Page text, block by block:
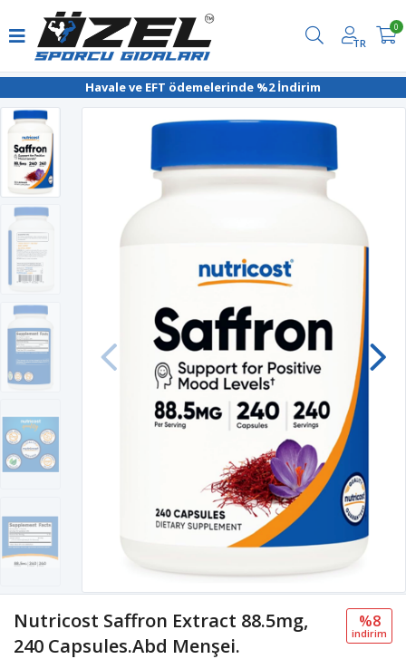
Havale ve EFT ödemelerinde %2 İndirim
TR
0
Nutricost Saffron Extract 88.5mg,
240 Capsules.Abd Menşei.
%8
i̇ndi̇ri̇m